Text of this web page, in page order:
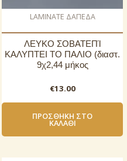
LAMINATE ΔΑΠΕΔΑ
ΛΕΥΚΟ ΣΟΒΑΤΕΠΊ
ΚΑΛΥΠΤΕΙ ΤΟ ΠΑΛΙΟ (διαστ.
9χ2,44 μήκος
€13.00
ΠΡΟΣΘΉΚΗ ΣΤΟ
ΚΑΛΆΘΙ